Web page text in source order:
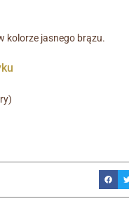
kolorze jasnego brązu.